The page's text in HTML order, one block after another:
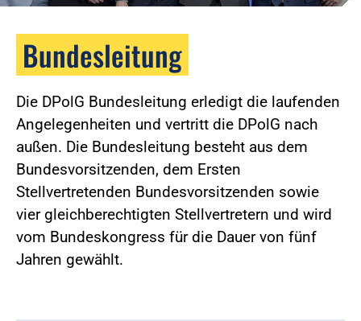
Bundesleitung
Die DPolG Bundesleitung erledigt die laufenden
Angelegenheiten und vertritt die DPolG nach
außen. Die Bundesleitung besteht aus dem
Bundesvorsitzenden, dem Ersten
Stellvertretenden Bundesvorsitzenden sowie
vier gleichberechtigten Stellvertretern und wird
vom Bundeskongress für die Dauer von fünf
Jahren gewählt.